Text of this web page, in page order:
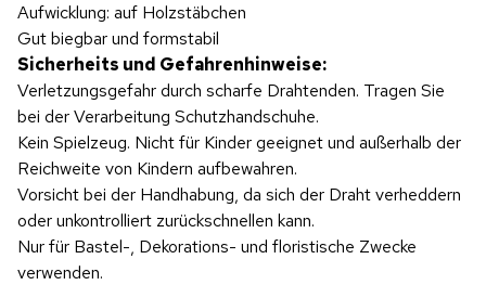
Aufwicklung: auf Holzstäbchen
Gut biegbar und formstabil
Sicherheits und Gefahrenhinweise:
Verletzungsgefahr durch scharfe Drahtenden. Tragen Sie
bei der Verarbeitung Schutzhandschuhe.
Kein Spielzeug. Nicht für Kinder geeignet und außerhalb der
Reichweite von Kindern aufbewahren.
Vorsicht bei der Handhabung, da sich der Draht verheddern
oder unkontrolliert zurückschnellen kann.
Nur für Bastel-, Dekorations- und floristische Zwecke
verwenden.